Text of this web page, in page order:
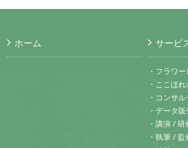
ホーム サービ
・フラワ
・ここほ
・コンサ
・データ
・講演 / 研
・執筆 / 監